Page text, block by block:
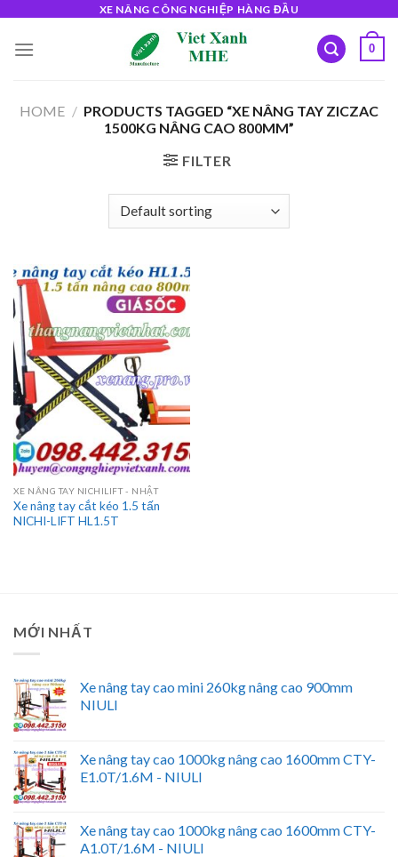
content
XE NÂNG CÔNG NGHIỆP HÀNG ĐẦU
0
HOME / PRODUCTS TAGGED “XE NÂNG TAY ZICZAC
1500KG NÂNG CAO 800MM”
FILTER
XE NÂNG TAY NICHILIFT - NHẬT
Xe nâng tay cắt kéo 1.5 tấn
NICHI-LIFT HL1.5T
MỚI NHẤT
Xe nâng tay cao mini 260kg nâng cao 900mm
NIULI
Xe nâng tay cao 1000kg nâng cao 1600mm CTY-
E1.0T/1.6M - NIULI
Xe nâng tay cao 1000kg nâng cao 1600mm CTY-
A1.0T/1.6M - NIULI